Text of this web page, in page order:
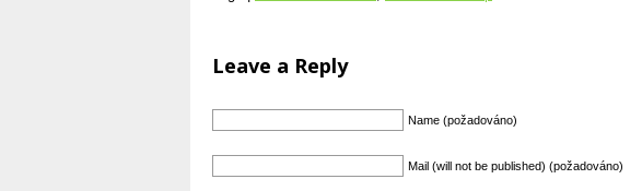
Leave a Reply
Name (požadováno)
Mail (will not be published) (požadováno)